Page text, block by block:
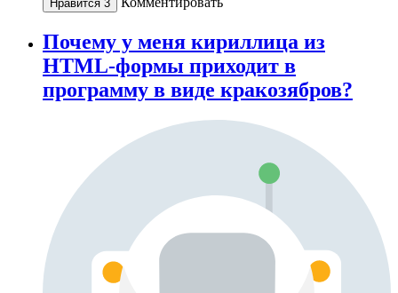
Нравится 3
Почему у меня кириллица из
HTML-формы приходит в
программу в виде кракозябров?